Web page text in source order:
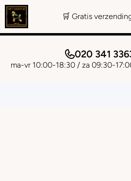
🛒 Gratis verzending vanaf
020 341
ma-vr 10:00-18:30 / za 09:30-